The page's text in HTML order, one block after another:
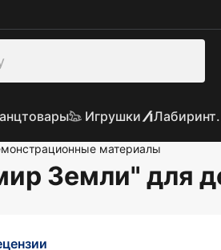
Игрушки
материалы
Земли" для